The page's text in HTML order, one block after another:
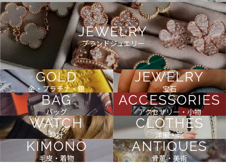
JEWELRY
ブランドジュエリー
GOLD
金・プラチナ・銀
JEWELRY
宝石
BAG
バッグ
ACCESSORIES
アクセサリー・小物
WATCH
時計
CLOTHES
洋服・靴
KIMONO
毛皮・着物
ANTIQUES
骨董・美術